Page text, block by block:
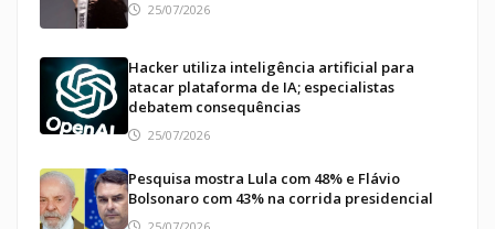
25/07/2026
Hacker utiliza inteligência artificial para
atacar plataforma de IA; especialistas
debatem consequências
25/07/2026
Pesquisa mostra Lula com 48% e Flávio
Bolsonaro com 43% na corrida presidencial